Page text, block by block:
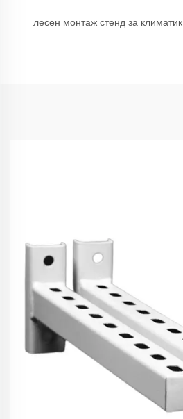
лесен монтаж стенд за климатик